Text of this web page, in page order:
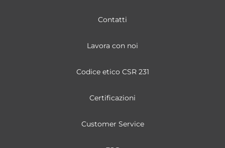
Contatti
Lavora con noi
Codice etico CSR 231
Certificazioni
Customer Service